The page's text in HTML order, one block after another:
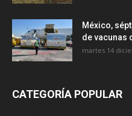
México,
de vacunas
martes 14
CATEGORÍA POPULAR